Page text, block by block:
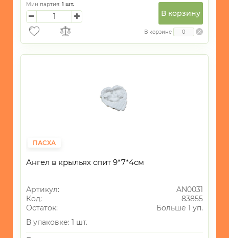
Мин партия: 1 шт.
В корзину
В корзине
ПАСХА
Ангел в крыльях спит 9*7*4см
Артикул:
AN0031
Код:
83855
Остаток:
Больше 1 уп.
В упаковке: 1 шт.